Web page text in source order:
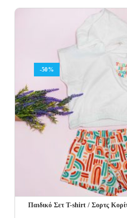
50.00€.
-50%
Παιδικό Σετ T-shirt / Σορτς